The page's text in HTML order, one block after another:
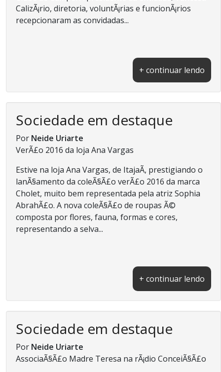
CalizÃ¡rio, diretoria, voluntÃ¡rias e funcionÃ¡rios
recepcionaram as convidadas...
+ continuar lendo
Sociedade em destaque
Por Neide Uriarte
VerÃ£o 2016 da loja Ana Vargas
Estive na loja Ana Vargas, de ItajaÃ­, prestigiando o
lanÃ§amento da coleÃ§Ã£o verÃ£o 2016 da marca
Cholet, muito bem representada pela atriz Sophia
AbrahÃ£o. A nova coleÃ§Ã£o de roupas Ã©
composta por flores, fauna, formas e cores,
representando a selva...
+ continuar lendo
Sociedade em destaque
Por Neide Uriarte
AssociaÃ§Ã£o Madre Teresa na rÃ¡dio ConceiÃ§Ã£o